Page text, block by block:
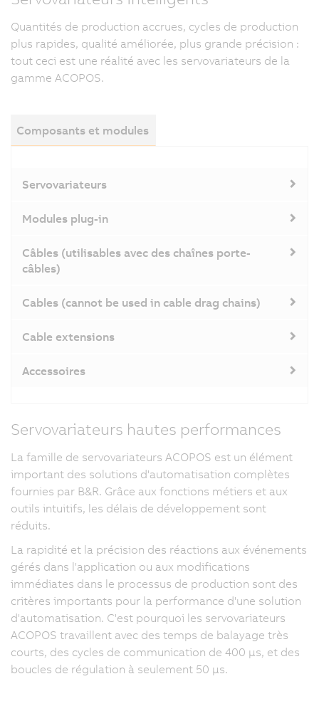
Quantités de production accrues, cycles de production
plus rapides, qualité améliorée, plus grande précision :
tout ceci est une réalité avec les servovariateurs de la
gamme ACOPOS.
Composants et modules
Servovariateurs
Modules plug-in
Câbles (utilisables avec des chaînes porte-
câbles)
Cables (cannot be used in cable drag chains)
Cable extensions
Accessoires
Servovariateurs hautes performances
La famille de servovariateurs ACOPOS est un élément
important des solutions d'automatisation complètes
fournies par B&R. Grâce aux fonctions métiers et aux
outils intuitifs, les délais de développement sont
réduits.
La rapidité et la précision des réactions aux événements
gérés dans l'application ou aux modifications
immédiates dans le processus de production sont des
critères importants pour la performance d'une solution
d'automatisation. C'est pourquoi les servovariateurs
ACOPOS travaillent avec des temps de balayage très
courts, des cycles de communication de 400 µs, et des
boucles de régulation à seulement 50 µs.